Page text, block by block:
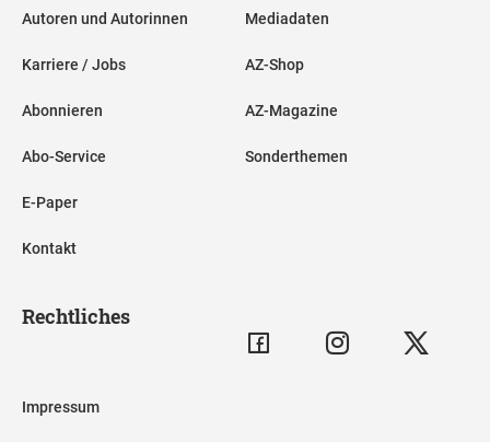
Autoren und Autorinnen
Karriere / Jobs
Abonnieren
Abo-Service
E-Paper
Kontakt
Mediadaten
AZ-Shop
AZ-Magazine
Sonderthemen
Rechtliches
Impressum